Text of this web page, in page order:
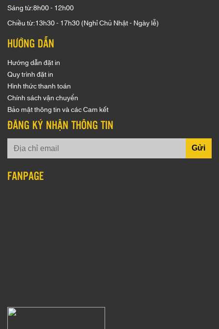
Sáng từ:8h00 - 12h00
Chiều từ:13h30 - 17h30 (Nghỉ Chủ Nhật - Ngày lễ)
HƯỚNG DẪN
Hướng dẫn đặt in
Quy trình đặt in
Hình thức thanh toán
Chính sách vận chuyển
Bảo mật thông tin và các Cam kết
ĐĂNG KÝ NHẬN THÔNG TIN
Gửi
FANPAGE